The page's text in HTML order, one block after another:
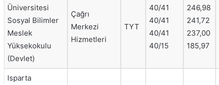
Üniversitesi
Sosyal Bilimler
Meslek
Yüksekokulu
(Devlet)
Çağrı
Merkezi
Hizmetleri
TYT
40/41
40/41
40/41
40/15
246,98
241,72
237,00
185,97
Isparta